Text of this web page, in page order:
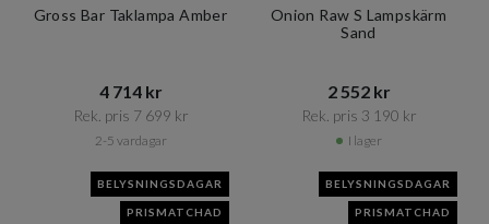
Gross Bar Taklampa Amber
4 714 kr​​
Rek. pris 7 699 kr​​
2-5 vardagar
Onion Raw S Lampskärm
Sand
2 552 kr​​
Rek. pris 3 190 kr​​
I lager
BELYSNINGSDAGAR
PRISMATCHAD
BELYSNINGSDAGAR
PRISMATCHAD